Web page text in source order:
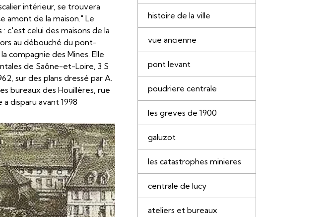
intérieur, se trouvera
amont de la maison." Le
c'est celui des maisons de la
au débouché du pont-
compagnie des Mines. Elle
de Saône-et-Loire, 3 S
sur des plans dressé par A.
bureaux des Houillères, rue
disparu avant 1998
histoire de la ville
vue ancienne
pont levant
poudriere centrale
les greves de 1900
galuzot
les catastrophes minieres
centrale de lucy
ateliers et bureaux